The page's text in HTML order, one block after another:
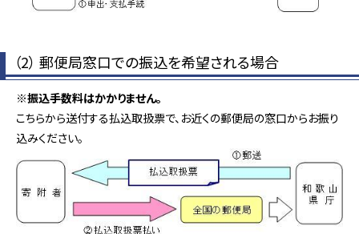
（2） 郵便局窓口での振込を希望される場合
※振込手数料はかかりません。
こちらから送付する払込取扱票で、お近くの郵便局の窓口からお振り
込みください。